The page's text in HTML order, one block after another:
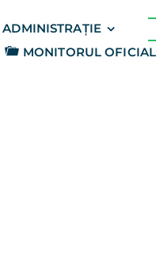
ADMINISTRAȚIE
MONITORUL